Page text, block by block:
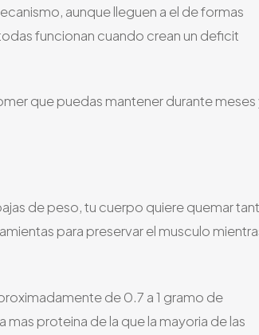
aunque lleguen a el de formas
funcionan cuando crean un deficit
que puedas mantener durante meses
de peso, tu cuerpo quiere quemar
para preservar el musculo
de 0.7 a 1 gramo de
proteina de la que la mayoria de las